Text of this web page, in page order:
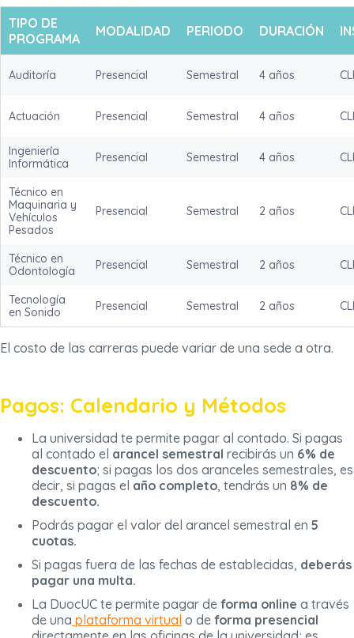
TIPO DE
PROGRAMA
MODALIDAD PERIODO DURACIÓN
Auditoría Presencial Semestral 4 años
Actuación Presencial Semestral 4 años
Ingeniería
Informática
Presencial Semestral 4 años
Técnico en
Maquinaria y
Vehículos
Pesados
Presencial Semestral 2 años
Técnico en
Odontología
Presencial Semestral 2 años
Tecnología
en Sonido
Presencial Semestral 2 años
El costo de las carreras puede variar de una sede a otra.
Pagos: Calendario y Métodos
La universidad te permite pagar al contado. Si pagas
al contado el arancel semestral recibirás un 6% de
descuento; si pagas los dos aranceles semestrales, es
decir, si pagas el año completo, tendrás un 8% de
descuento.
Podrás pagar el valor del arancel semestral en 5
cuotas.
Si pagas fuera de las fechas de establecidas, deberás
pagar una multa.
La DuocUC te permite pagar de forma online a través
de una plataforma virtual o de forma presencial